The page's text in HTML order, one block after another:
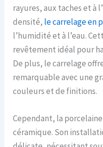
rayures, aux taches et à
densité, le carrelage en
l’humidité et à l’eau.
revêtement idéal pour
De plus, le carrelage
remarquable avec une
couleurs et de finitions.
Cependant, la
céramique. Son